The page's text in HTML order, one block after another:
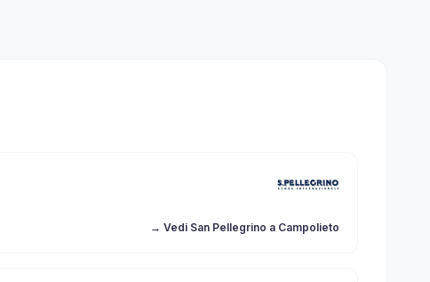
→ Vedi San Pellegrino a Campolieto